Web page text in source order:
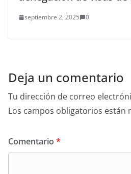
septiembre 2, 2025 0
Deja un comentario
Tu dirección de correo
Los campos obligatorios están
Comentario *